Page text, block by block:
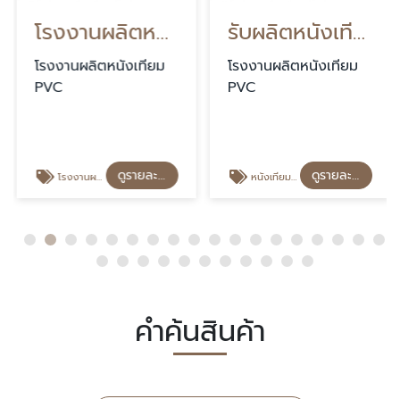
โรงงานผลิตหนังเทียม PVC
โรงงานผลิตหนังเทียม
PVC
โรงงานผลิตหนังเทียม PVC ดูรายละเอียด
รับผลิตหนังเทียม PVC ตามสั่ง
โรงงานผลิตหนังเทียม
PVC
หนังเทียม PVC ราคาส่ง ดูรายละเอียด
คำค้นสินค้า